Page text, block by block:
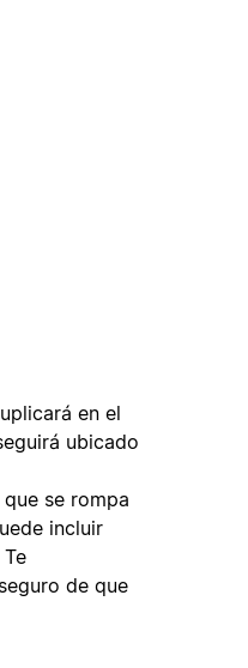
en el
ubicado
se rompa
incluir
de que